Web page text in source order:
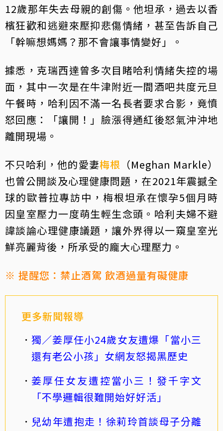
12歲那年失去母親的創傷。他坦承，過去以香
檳狂歡和逃避來壓抑悲傷情緒，甚至告訴自己
「幹嘛想媽媽？那不會讓事情變好」。
據悉，克瑞西達曾多次目睹哈利情緒失控的場
面，其中一次是在牛津附近一間酒吧共度元旦
午餐時，哈利因不滿一名長者要求合影，竟憤
怒回應：「讓開！」臉漲得通紅後怒氣沖沖地
離開現場。
不只哈利，他的愛妻梅根 （Meghan Markle）
也曾公開談及心理健康問題，在2021年震撼全
球的歐普拉專訪中，梅根坦承在懷孕5個月時
因皇室壓力一度萌生輕生念頭。哈利夫婦不避
諱談論心理健康議題，讓外界得以一窺皇室光
鮮亮麗背後，所承受的龐大心理壓力。
※ 提醒您：禁止酒駕 飲酒過量有礙健康
更多新聞報導
獨／姜厚任小24歲女友遭爆「當小三
還有老公小孩」女網友怒揭黑歷史
姜厚任女友遭控當小三！發千字文
「不學邏輯很難開始好好活」
兒幼年遭抱走！徐莉玲首談母子分離